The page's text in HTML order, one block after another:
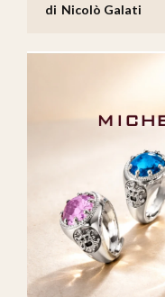
Nicolò Galati